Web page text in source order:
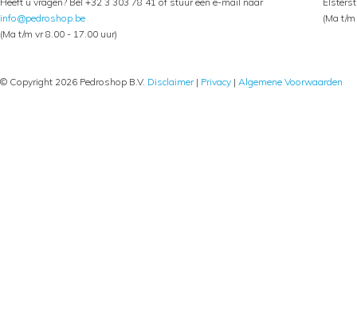
info@pedroshop.be
(Ma t/m vr 8.00 - 17.00 uur)
(Ma t/
© Copyright 2026 Pedroshop B.V. Disclaimer| Privacy | Algemene Voorwaarden